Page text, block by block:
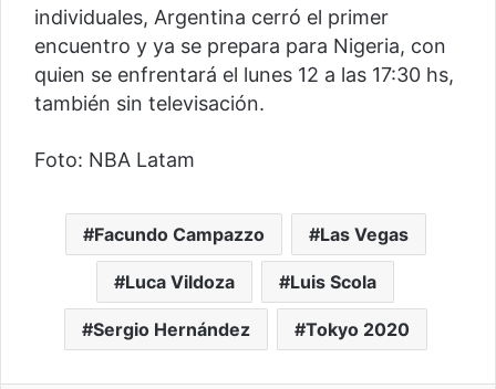
individuales, Argentina cerró el primer
encuentro y ya se prepara para Nigeria, con
quien se enfrentará el lunes 12 a las 17:30 hs,
también sin televisación.
Foto: NBA Latam
Facundo Campazzo Las Vegas
Luca Vildoza Luis Scola
Sergio Hernández Tokyo 2020